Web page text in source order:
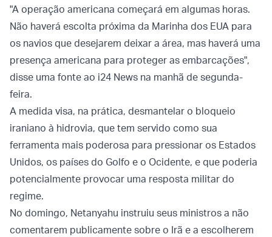
"A operação americana começará em algumas horas.
Não haverá escolta próxima da Marinha dos EUA para
os navios que desejarem deixar a área, mas haverá uma
presença americana para proteger as embarcações",
disse uma fonte ao i24 News na manhã de segunda-
feira.
A medida visa, na prática, desmantelar o bloqueio
iraniano à hidrovia, que tem servido como sua
ferramenta mais poderosa para pressionar os Estados
Unidos, os países do Golfo e o Ocidente, e que poderia
potencialmente provocar uma resposta militar do
regime.
No domingo, Netanyahu instruiu seus ministros a não
comentarem publicamente sobre o Irã e a escolherem